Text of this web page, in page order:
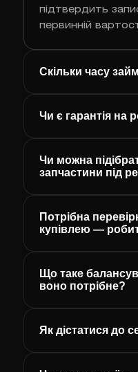
підтвердить
первинній
Скільки часу
Чи є гарантія на
Чи можна
запчастини під
Потрібна
купівлею —
Що таке
воно потрібне?
Як дістатися до